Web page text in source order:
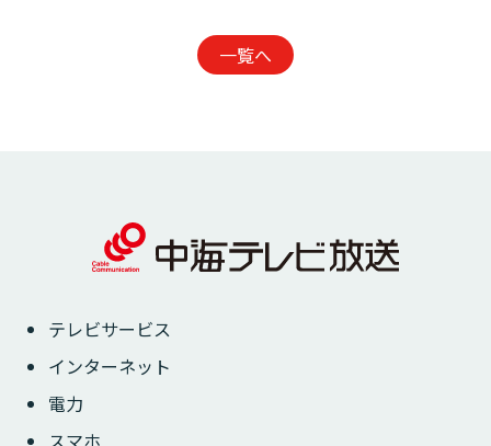
一覧へ
テレビサービス
インターネット
電力
スマホ